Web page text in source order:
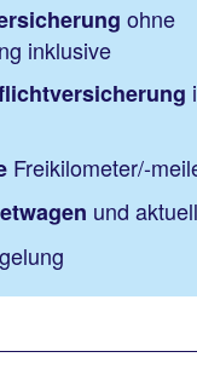
ohne
inklusive
Freikilometer/-
und